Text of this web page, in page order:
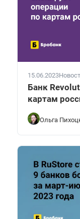
15.06.2023
Банк
картам
Ольга